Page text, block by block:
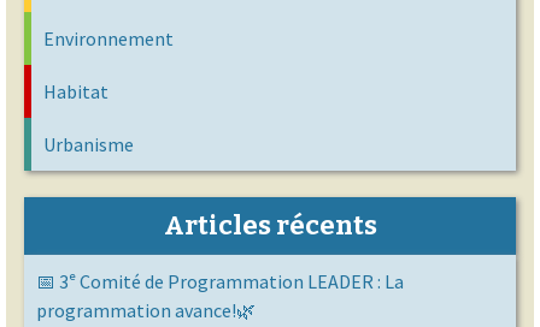
Environnement
Habitat
Urbanisme
Articles récents
📅 3ᵉ Comité de Programmation LEADER : La
programmation avance!🌿